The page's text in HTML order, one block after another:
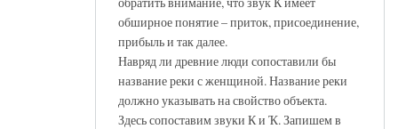
обширное понятие – приток, присоединение,
прибыль и так далее.
Навряд ли древние люди сопоставили бы
название реки с женщиной. Название реки
должно указывать на свойство объекта.
Здесь сопоставим звуки К и Ҡ. Запишем в